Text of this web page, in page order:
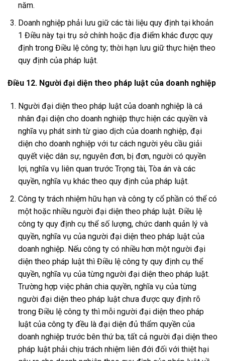
năm.
Doanh nghiệp phải lưu giữ các tài liệu quy định tại khoản
1 Điều này tại trụ sở chính hoặc địa điểm khác được quy
định trong Điều lệ công ty; thời hạn lưu giữ thực hiện theo
quy định của pháp luật.
Điều 12. Người đại diện theo pháp luật của doanh nghiệp
Người đại diện theo pháp luật của doanh nghiệp là cá
nhân đại diện cho doanh nghiệp thực hiện các quyền và
nghĩa vụ phát sinh từ giao dịch của doanh nghiệp, đại
diện cho doanh nghiệp với tư cách người yêu cầu giải
quyết việc dân sự, nguyên đơn, bị đơn, người có quyền
lợi, nghĩa vụ liên quan trước Trọng tài, Tòa án và các
quyền, nghĩa vụ khác theo quy định của pháp luật.
Công ty trách nhiệm hữu hạn và công ty cổ phần có thể có
một hoặc nhiều người đại diện theo pháp luật. Điều lệ
công ty quy định cụ thể số lượng, chức danh quản lý và
quyền, nghĩa vụ của người đại diện theo pháp luật của
doanh nghiệp. Nếu công ty có nhiều hơn một người đại
diện theo pháp luật thì Điều lệ công ty quy định cụ thể
quyền, nghĩa vụ của từng người đại diện theo pháp luật.
Trường hợp việc phân chia quyền, nghĩa vụ của từng
người đại diện theo pháp luật chưa được quy định rõ
trong Điều lệ công ty thì mỗi người đại diện theo pháp
luật của công ty đều là đại diện đủ thẩm quyền của
doanh nghiệp trước bên thứ ba; tất cả người đại diện theo
pháp luật phải chịu trách nhiệm liên đới đối với thiệt hại